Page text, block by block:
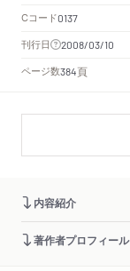
Cコード0137
刊行日 2008/03/10
ページ数384頁
内容紹介
著作者プロフィール